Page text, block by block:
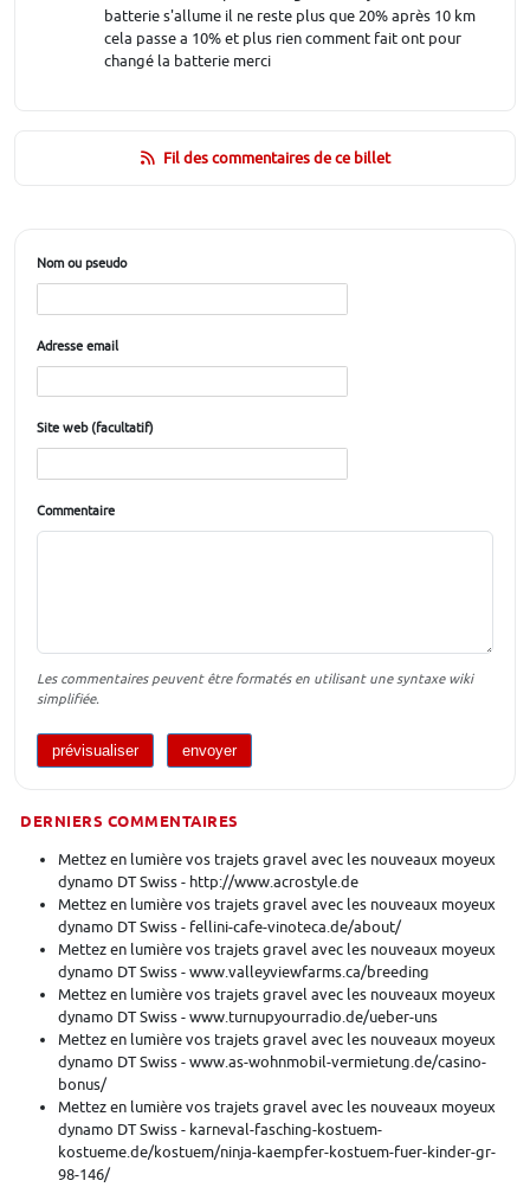
batterie s'allume il ne reste plus que 20% après 10 km
cela passe a 10% et plus rien comment fait ont pour
changé la batterie merci
Fil des commentaires de ce billet
Nom ou pseudo
Adresse email
Site web (facultatif)
Commentaire
Les commentaires peuvent être formatés en utilisant une syntaxe wiki
simplifiée.
DERNIERS COMMENTAIRES
Mettez en lumière vos trajets gravel avec les nouveaux moyeux
dynamo DT Swiss - http://www.acrostyle.de
Mettez en lumière vos trajets gravel avec les nouveaux moyeux
dynamo DT Swiss - fellini-cafe-vinoteca.de/about/
Mettez en lumière vos trajets gravel avec les nouveaux moyeux
dynamo DT Swiss - www.valleyviewfarms.ca/breeding
Mettez en lumière vos trajets gravel avec les nouveaux moyeux
dynamo DT Swiss - www.turnupyourradio.de/ueber-uns
Mettez en lumière vos trajets gravel avec les nouveaux moyeux
dynamo DT Swiss - www.as-wohnmobil-vermietung.de/casino-
bonus/
Mettez en lumière vos trajets gravel avec les nouveaux moyeux
dynamo DT Swiss - karneval-fasching-kostuem-
kostueme.de/kostuem/ninja-kaempfer-kostuem-fuer-kinder-gr-
98-146/